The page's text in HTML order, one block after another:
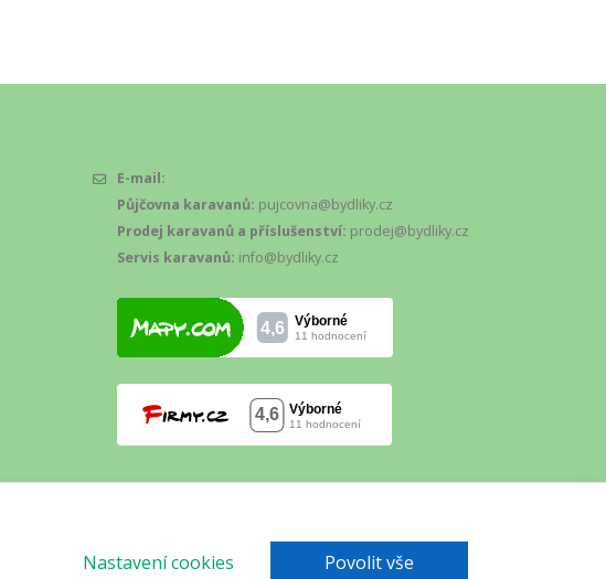
Nastavení cookies Povolit vše
E-mail:
Půjčovna karavanů: pujcovna@bydliky.cz
Prodej karavanů a příslušenství: prodej@bydliky.cz
Servis karavanů: info@bydliky.cz